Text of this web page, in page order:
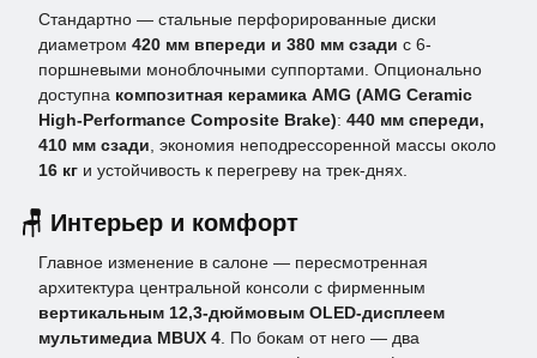
Стандартно — стальные перфорированные диски
диаметром 420 мм впереди и 380 мм сзади с 6-
поршневыми моноблочными суппортами. Опционально
доступна композитная керамика AMG (AMG Ceramic
High-Performance Composite Brake): 440 мм спереди,
410 мм сзади, экономия неподрессоренной массы около
16 кг и устойчивость к перегреву на трек-днях.
🪑 Интерьер и комфорт
Главное изменение в салоне — пересмотренная
архитектура центральной консоли с фирменным
вертикальным 12,3-дюймовым OLED-дисплеем
мультимедиа MBUX 4. По бокам от него — два